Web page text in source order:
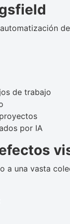
de trabajo
por IA
a una vasta